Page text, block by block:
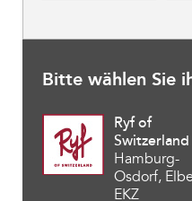
Bitte wählen Sie
Ryf of
Switzerland
Hamburg-
Osdorf, Elbe
EKZ